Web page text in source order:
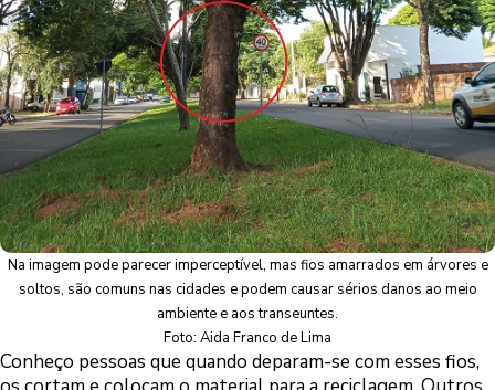
Na imagem pode parecer imperceptível, mas fios amarrados em árvores e
soltos, são comuns nas cidades e podem causar sérios danos ao meio
ambiente e aos transeuntes.
Foto: Aida Franco de Lima
Conheço pessoas que quando deparam-se com esses fios,